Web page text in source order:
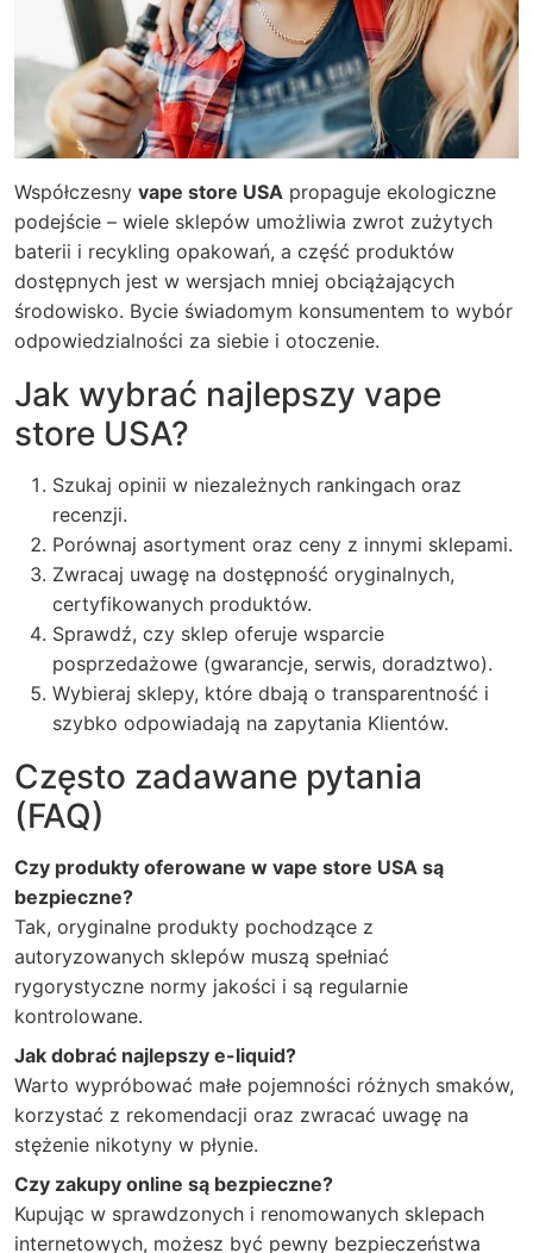
Współczesny vape store USA propaguje ekologiczne
podejście – wiele sklepów umożliwia zwrot zużytych
baterii i recykling opakowań, a część produktów
dostępnych jest w wersjach mniej obciążających
środowisko. Bycie świadomym konsumentem to wybór
odpowiedzialności za siebie i otoczenie.
Jak wybrać najlepszy vape
store USA?
Szukaj opinii w niezależnych rankingach oraz
recenzji.
Porównaj asortyment oraz ceny z innymi sklepami.
Zwracaj uwagę na dostępność oryginalnych,
certyfikowanych produktów.
Sprawdź, czy sklep oferuje wsparcie
posprzedażowe (gwarancje, serwis, doradztwo).
Wybieraj sklepy, które dbają o transparentność i
szybko odpowiadają na zapytania Klientów.
Często zadawane pytania
(FAQ)
Czy produkty oferowane w vape store USA są
bezpieczne?
Tak, oryginalne produkty pochodzące z
autoryzowanych sklepów muszą spełniać
rygorystyczne normy jakości i są regularnie
kontrolowane.
Jak dobrać najlepszy e-liquid?
Warto wypróbować małe pojemności różnych smaków,
korzystać z rekomendacji oraz zwracać uwagę na
stężenie nikotyny w płynie.
Czy zakupy online są bezpieczne?
Kupując w sprawdzonych i renomowanych sklepach
internetowych, możesz być pewny bezpieczeństwa